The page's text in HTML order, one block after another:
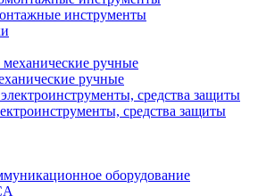
инструменты
ручные
средства защиты